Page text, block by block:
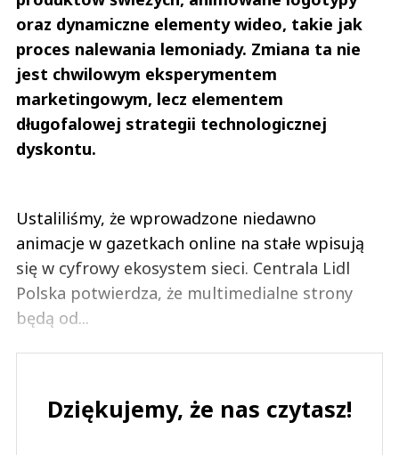
oraz dynamiczne elementy wideo, takie jak
proces nalewania lemoniady. Zmiana ta nie
jest chwilowym eksperymentem
marketingowym, lecz elementem
długofalowej strategii technologicznej
dyskontu.
Ustaliliśmy, że wprowadzone niedawno
animacje w gazetkach online na stałe wpisują
się w cyfrowy ekosystem sieci. Centrala Lidl
Polska potwierdza, że multimedialne strony
będą od...
Dziękujemy, że nas czytasz!